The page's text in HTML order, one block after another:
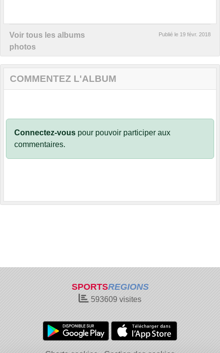
Voir tous les albums
photos
Publié le 19 févr. 2018
COMMENTEZ L'ALBUM
Connectez-vous pour pouvoir participer aux
commentaires.
SPORTSREGIONS
593609 visites